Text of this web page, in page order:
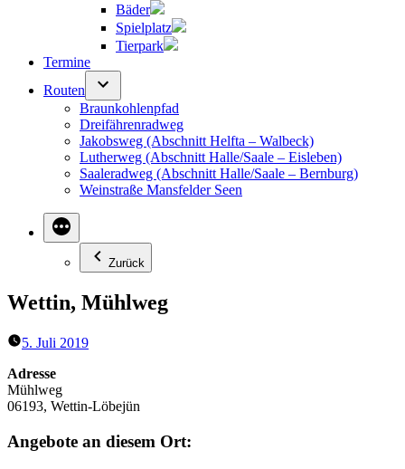
Bäder
Spielplatz
Tierpark
Termine
Routen
Braunkohlenpfad
Dreifährenradweg
Jakobsweg (Abschnitt Helfta – Walbeck)
Lutherweg (Abschnitt Halle/Saale – Eisleben)
Saaleradweg (Abschnitt Halle/Saale – Bernburg)
Weinstraße Mansfelder Seen
Zurück
Wettin, Mühlweg
5. Juli 2019
Adresse
Mühlweg
06193, Wettin-Löbejün
Angebote an diesem Ort: